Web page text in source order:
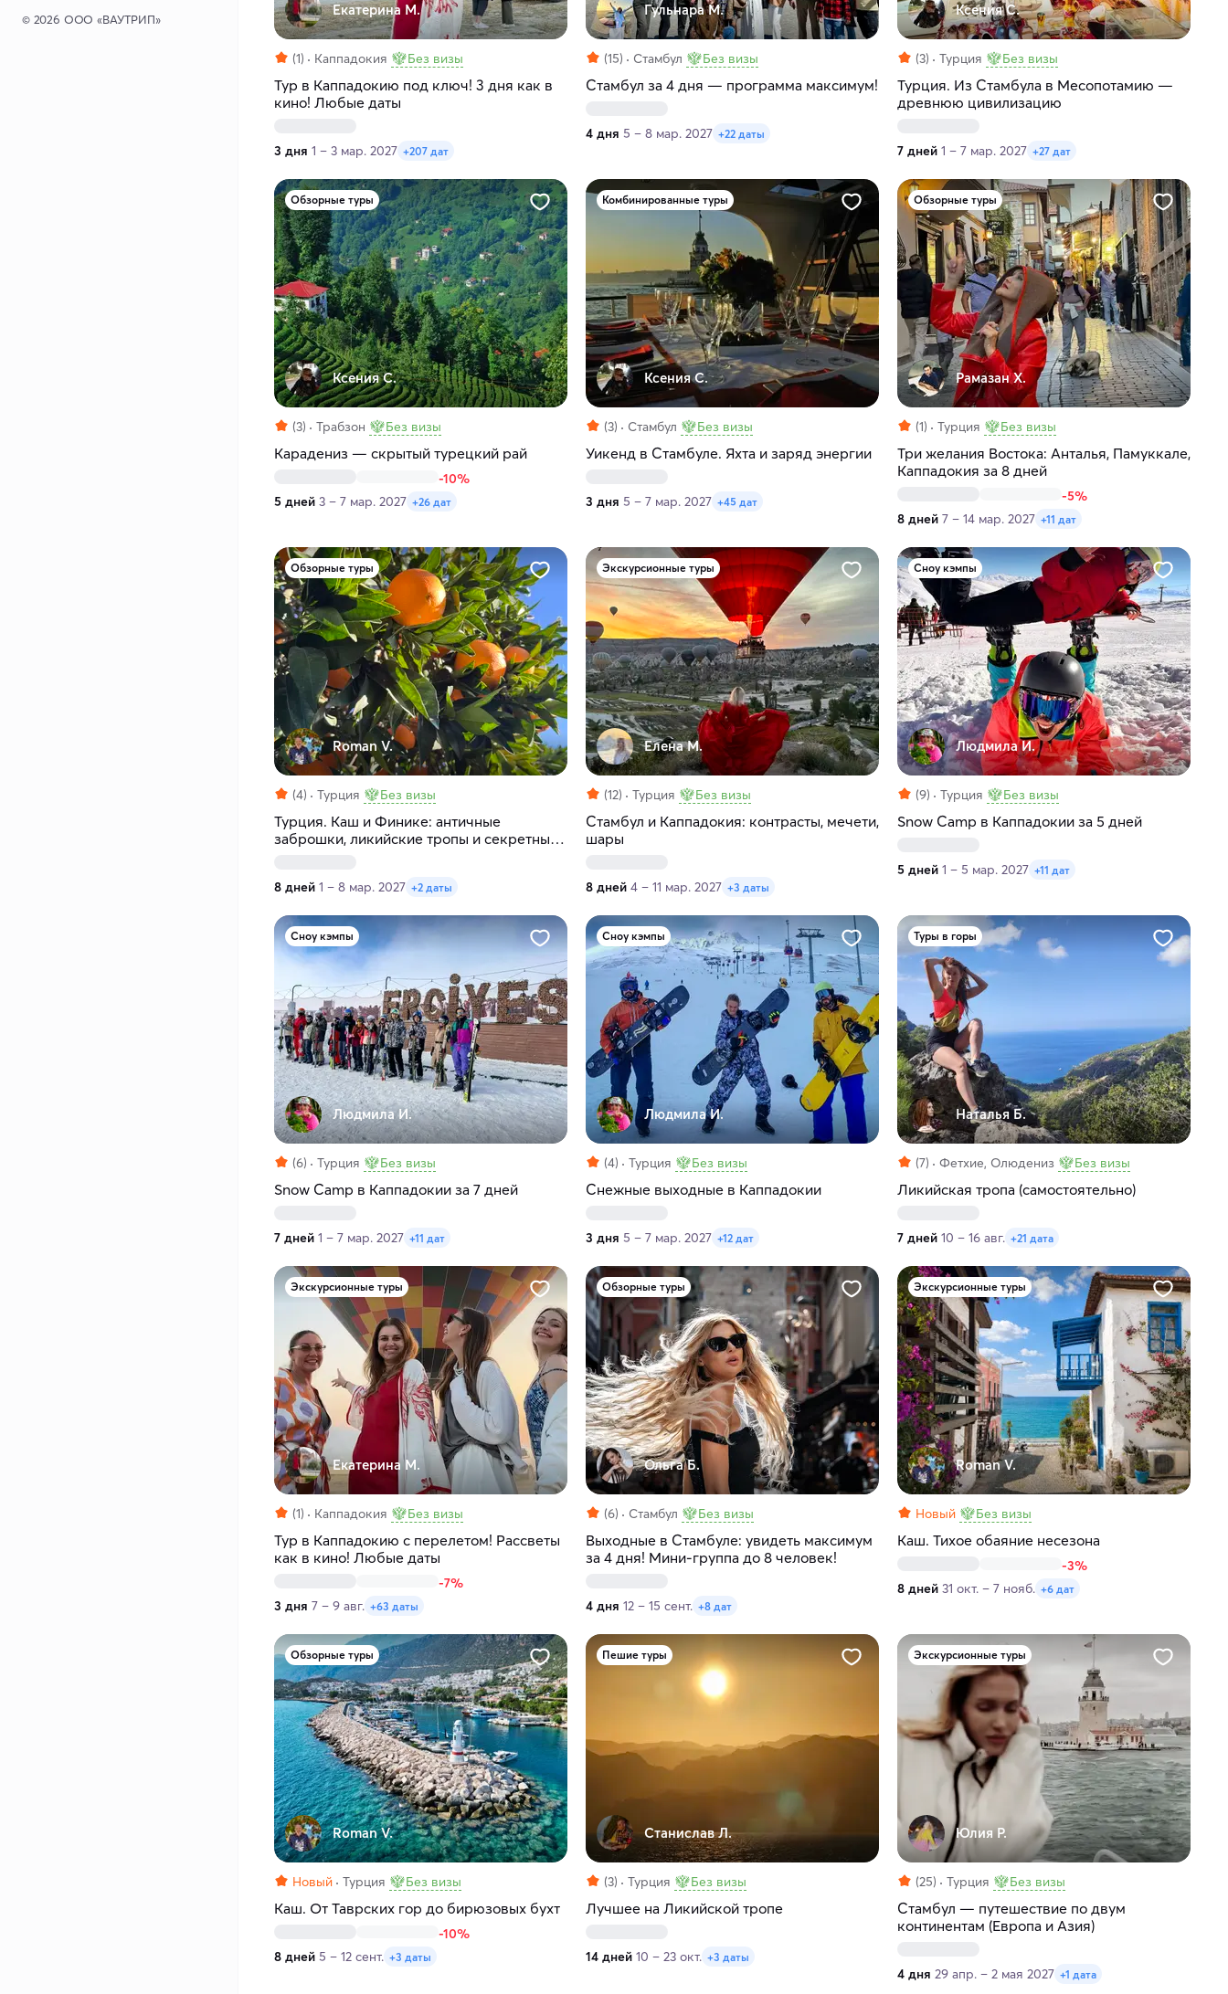
© 2026 ООО «ВАУТРИП»
Екатерина М.
(1) Каппадокия Без визы
Тур в Каппадокию под ключ! 3 дня как в
кино! Любые даты
3 дня 1 – 3 мар. 2027 +207 дат
Гульнара М.
(15) Стамбул Без визы
Стамбул за 4 дня — программа максимум!
4 дня 5 – 8 мар. 2027 +22 даты
Ксения С.
(3) Турция Без визы
Турция. Из Стамбула в Месопотамию —
древнюю цивилизацию
7 дней 1 – 7 мар. 2027 +27 дат
Обзорные туры
Ксения С.
(3) Трабзон Без визы
Карадениз — скрытый турецкий рай
-10%
5 дней 3 – 7 мар. 2027 +26 дат
Комбинированные туры
Ксения С.
(3) Стамбул Без визы
Уикенд в Стамбуле. Яхта и заряд энергии
3 дня 5 – 7 мар. 2027 +45 дат
Обзорные туры
Рамазан Х.
(1) Турция Без визы
Три желания Востока: Анталья, Памуккале,
Каппадокия за 8 дней
-5%
8 дней 7 – 14 мар. 2027 +11 дат
Обзорные туры
Roman V.
(4) Турция Без визы
Турция. Каш и Финике: античные
заброшки, ликийские тропы и секретные
8 дней 1 – 8 мар. 2027 +2 даты
Экскурсионные туры
Елена М.
(12) Турция Без визы
Стамбул и Каппадокия: контрасты, мечети,
шары
8 дней 4 – 11 мар. 2027 +3 даты
Сноу кэмпы
Людмила И.
(9) Турция Без визы
Snow Camp в Каппадокии за 5 дней
5 дней 1 – 5 мар. 2027 +11 дат
Сноу кэмпы
Людмила И.
(6) Турция Без визы
Snow Camp в Каппадокии за 7 дней
7 дней 1 – 7 мар. 2027 +11 дат
Сноу кэмпы
Людмила И.
(4) Турция Без визы
Снежные выходные в Каппадокии
3 дня 5 – 7 мар. 2027 +12 дат
Туры в горы
Наталья Б.
(7) Фетхие, Олюдениз Без визы
Ликийская тропа (самостоятельно)
7 дней 10 – 16 авг. +21 дата
Экскурсионные туры
Екатерина М.
(1) Каппадокия Без визы
Тур в Каппадокию с перелетом! Рассветы
как в кино! Любые даты
-7%
3 дня 7 – 9 авг. +63 даты
Обзорные туры
Ольга Б.
(6) Стамбул Без визы
Выходные в Стамбуле: увидеть максимум
за 4 дня! Мини-группа до 8 человек!
4 дня 12 – 15 сент. +8 дат
Экскурсионные туры
Roman V.
Новый Без визы
Каш. Тихое обаяние несезона
-3%
8 дней 31 окт. – 7 нояб. +6 дат
Обзорные туры
Roman V.
Новый Турция Без визы
Каш. От Таврских гор до бирюзовых бухт
-10%
8 дней 5 – 12 сент. +3 даты
Пешие туры
Станислав Л.
(3) Турция Без визы
Лучшее на Ликийской тропе
14 дней 10 – 23 окт. +3 даты
Экскурсионные туры
Юлия Р.
(25) Турция Без визы
Стамбул — путешествие по двум
континентам (Европа и Азия)
4 дня 29 апр. – 2 мая 2027 +1 дата